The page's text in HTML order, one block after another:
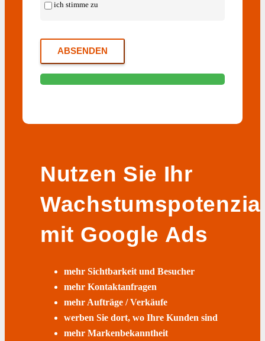
ich stimme zu
Nutzen Sie Ihr
mit Google Ads
mehr Sichtbarkeit und Besucher
mehr Kontaktanfragen
mehr Aufträge / Verkäufe
werben Sie dort, wo Ihre Kunden sind
mehr Markenbekanntheit